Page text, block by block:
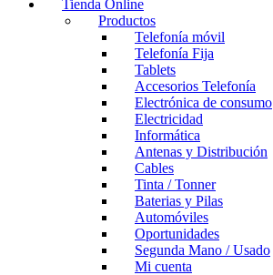
Tienda Online
Productos
Telefonía móvil
Telefonía Fija
Tablets
Accesorios Telefonía
Electrónica de consumo
Electricidad
Informática
Antenas y Distribución
Cables
Tinta / Tonner
Baterias y Pilas
Automóviles
Oportunidades
Segunda Mano / Usado
Mi cuenta